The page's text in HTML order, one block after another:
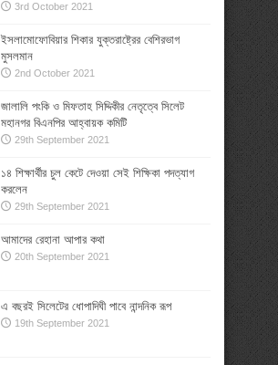
3rd October 2021
ইসলামোফোবিয়ার শিকার যুক্তরাষ্ট্রের বেশিরভাগ
মুসলমান
2nd October 2021
জালালি পংকি ও মিফতাহ সিদ্দিকীর নেতৃত্বে সিলেট
মহানগর বিএনপির আহ্বায়ক কমিটি
29th September 2021
১৪ শিক্ষার্থীর চুল কেটে দেওয়া সেই শিক্ষিকা পদত্যাগ
করলেন
29th September 2021
আমাদের রেহানা আপার কথা
20th September 2021
এ বছরই সিলেটের ধোপাদিঘী পাবে নান্দনিক রূপ
19th September 2021